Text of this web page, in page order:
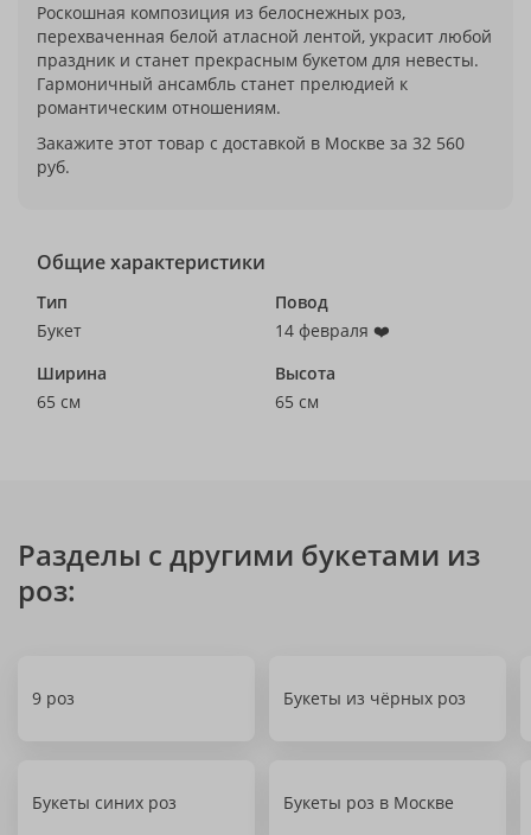
Роскошная композиция из белоснежных роз,
перехваченная белой атласной лентой, украсит любой
праздник и станет прекрасным букетом для невесты.
Гармоничный ансамбль станет прелюдией к
романтическим отношениям.
Закажите этот товар с доставкой в Москве за 32 560
руб.
Общие характеристики
Тип
Букет
Повод
14 февраля ❤️
Ширина
65 см
Высота
65 см
Разделы с другими букетами из
роз:
9 роз Букеты из чёрных роз
Букеты синих роз Букеты роз в Москве